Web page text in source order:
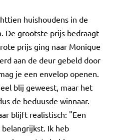
huishoudens in de
De grootste prijs bedraagt
prijs ging naar Monique
aan de deur gebeld door
je een envelop openen.
blij geweest, maar het
de beduusde winnaar.
blijft realistisch: "Een
Ik heb